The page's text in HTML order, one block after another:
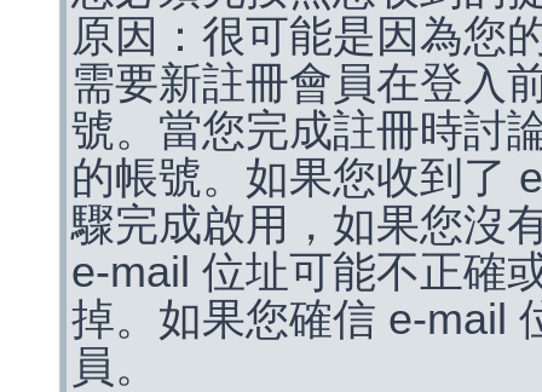
原因：很可能是因為您
需要新註冊會員在登入
號。當您完成註冊時討
的帳號。如果您收到了
驟完成啟用，如果您沒
e-mail 位址可能不正確
掉。如果您確信 e-mail
員。